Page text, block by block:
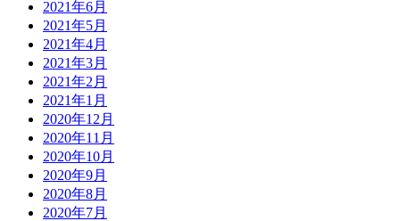
2021年6月
2021年5月
2021年4月
2021年3月
2021年2月
2021年1月
2020年12月
2020年11月
2020年10月
2020年9月
2020年8月
2020年7月